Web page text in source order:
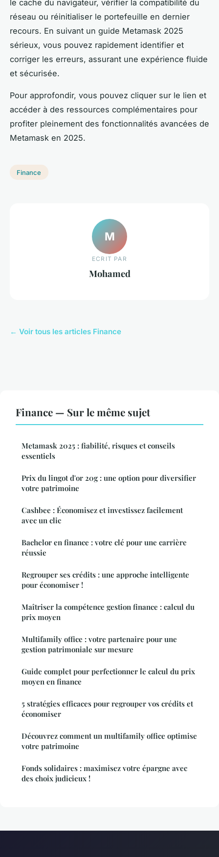
le cache du navigateur, vérifier la compatibilité du
réseau ou réinitialiser le portefeuille en dernier
recours. En suivant un guide Metamask 2025
sérieux, vous pouvez rapidement identifier et
corriger les erreurs, assurant une expérience fluide
et sécurisée.
Pour approfondir, vous pouvez cliquer sur le lien et
accéder à des ressources complémentaires pour
profiter pleinement des fonctionnalités avancées de
Metamask en 2025.
Finance
M
ECRIT PAR
Mohamed
← Voir tous les articles Finance
Finance — Sur le même sujet
Metamask 2025 : fiabilité, risques et conseils
essentiels
Prix du lingot d'or 20g : une option pour diversifier
votre patrimoine
Cashbee : Économisez et investissez facilement
avec un clic
Bachelor en finance : votre clé pour une carrière
réussie
Regrouper ses crédits : une approche intelligente
pour économiser !
Maîtriser la compétence gestion finance : calcul du
prix moyen
Multifamily office : votre partenaire pour une
gestion patrimoniale sur mesure
Guide complet pour perfectionner le calcul du prix
moyen en finance
5 stratégies efficaces pour regrouper vos crédits et
économiser
Découvrez comment un multifamily office optimise
votre patrimoine
Fonds solidaires : maximisez votre épargne avec
des choix judicieux !